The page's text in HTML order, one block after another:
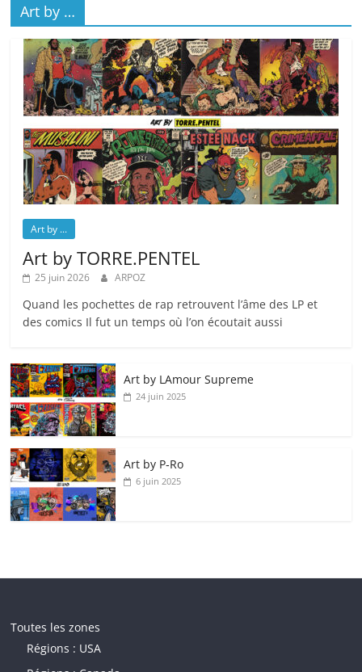
Art by …
Art by ...
Art by TORRE.PENTEL
25 juin 2026 ARPOZ
Quand les pochettes de rap retrouvent l’âme des LP et
des comics Il fut un temps où l’on écoutait aussi
Art by LAmour Supreme
24 juin 2025
Art by P‑Ro
6 juin 2025
Toutes les zones
Régions : USA